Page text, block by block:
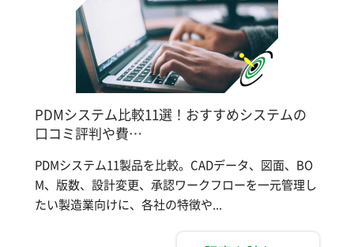
PDMシステム比較11選！おすすめシステムの
口コミ評判や費…
PDMシステム11製品を比較。CADデータ、図面、BO
M、版数、設計変更、承認ワークフローを一元管理し
たい製造業向けに、各社の特徴や...